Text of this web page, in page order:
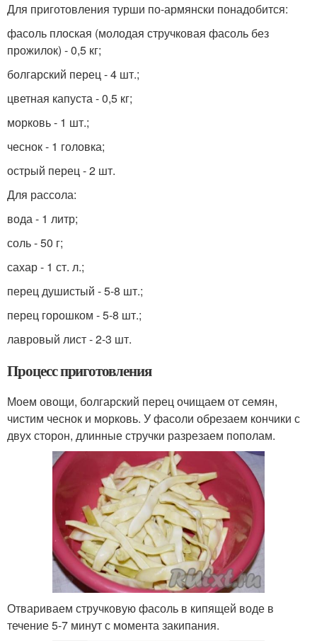
Для приготовления турши по-армянски понадобится:
фасоль плоская (молодая стручковая фасоль без
прожилок) - 0,5 кг;
болгарский перец - 4 шт.;
цветная капуста - 0,5 кг;
морковь - 1 шт.;
чеснок - 1 головка;
острый перец - 2 шт.
Для рассола:
вода - 1 литр;
соль - 50 г;
сахар - 1 ст. л.;
перец душистый - 5-8 шт.;
перец горошком - 5-8 шт.;
лавровый лист - 2-3 шт.
Процесс приготовления
Моем овощи, болгарский перец очищаем от семян,
чистим чеснок и морковь. У фасоли обрезаем кончики с
двух сторон, длинные стручки разрезаем пополам.
Отвариваем стручковую фасоль в кипящей воде в
течение 5-7 минут с момента закипания.